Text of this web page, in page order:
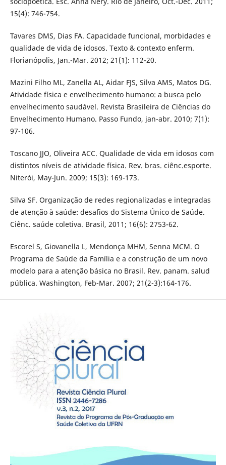
15(4): 746-754.
Tavares DMS, Dias FA. Capacidade funcional, morbidades e
qualidade de vida de idosos. Texto & contexto enferm.
Florianópolis, Jan.-Mar. 2012; 21(1): 112-20.
Mazini Filho ML, Zanella AL, Aidar FJS, Silva AMS, Matos DG.
Atividade física e envelhecimento humano: a busca pelo
envelhecimento saudável. Revista Brasileira de Ciências do
Envelhecimento Humano. Passo Fundo, jan-abr. 2010; 7(1):
97-106.
Toscano JJO, Oliveira ACC. Qualidade de vida em idosos com
distintos níveis de atividade física. Rev. bras. ciênc.esporte.
Niterói, May-Jun. 2009; 15(3): 169-173.
Silva SF. Organização de redes regionalizadas e integradas
de atenção à saúde: desafios do Sistema Único de Saúde.
Ciênc. saúde coletiva. Brasil, 2011; 16(6): 2753-62.
Escorel S, Giovanella L, Mendonça MHM, Senna MCM. O
Programa de Saúde da Família e a construção de um novo
modelo para a atenção básica no Brasil. Rev. panam. salud
pública. Washington, Feb-Mar. 2007; 21(2-3):164-176.